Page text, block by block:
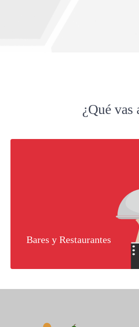
¿Qué vas
Bares y Restaurantes